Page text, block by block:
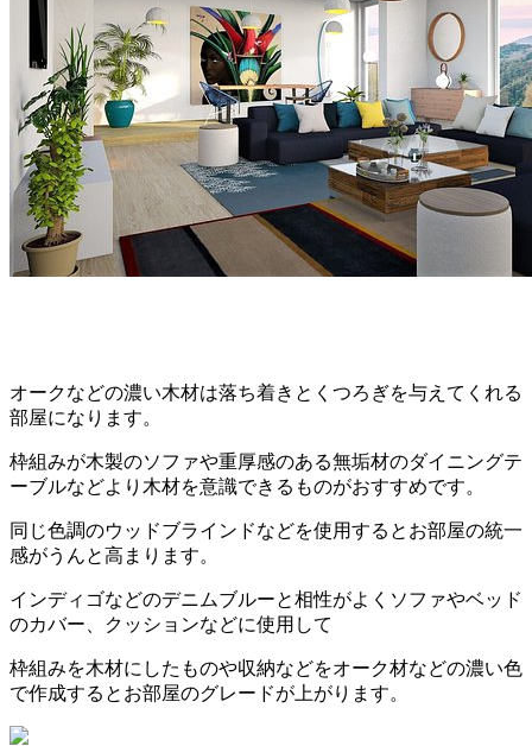
オークなどの濃い木材は落ち着きとくつろぎを与えてくれる
部屋になります。
枠組みが木製のソファや重厚感のある無垢材のダイニングテ
ーブルなどより木材を意識できるものがおすすめです。
同じ色調のウッドブラインドなどを使用するとお部屋の統一
感がうんと高まります。
インディゴなどのデニムブルーと相性がよくソファやベッド
のカバー、クッションなどに使用して
枠組みを木材にしたものや収納などをオーク材などの濃い色
で作成するとお部屋のグレードが上がります。